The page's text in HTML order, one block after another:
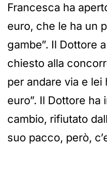
Francesca ha
euro, che le ha un
gambe”. Il Dottore
chiesto alla
per andare via e lei
euro”. Il Dottore ha
cambio, rifiutato
suo pacco, però,